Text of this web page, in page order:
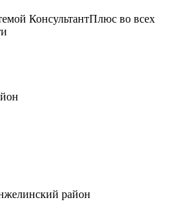
КонсультантПлюс во всех
район